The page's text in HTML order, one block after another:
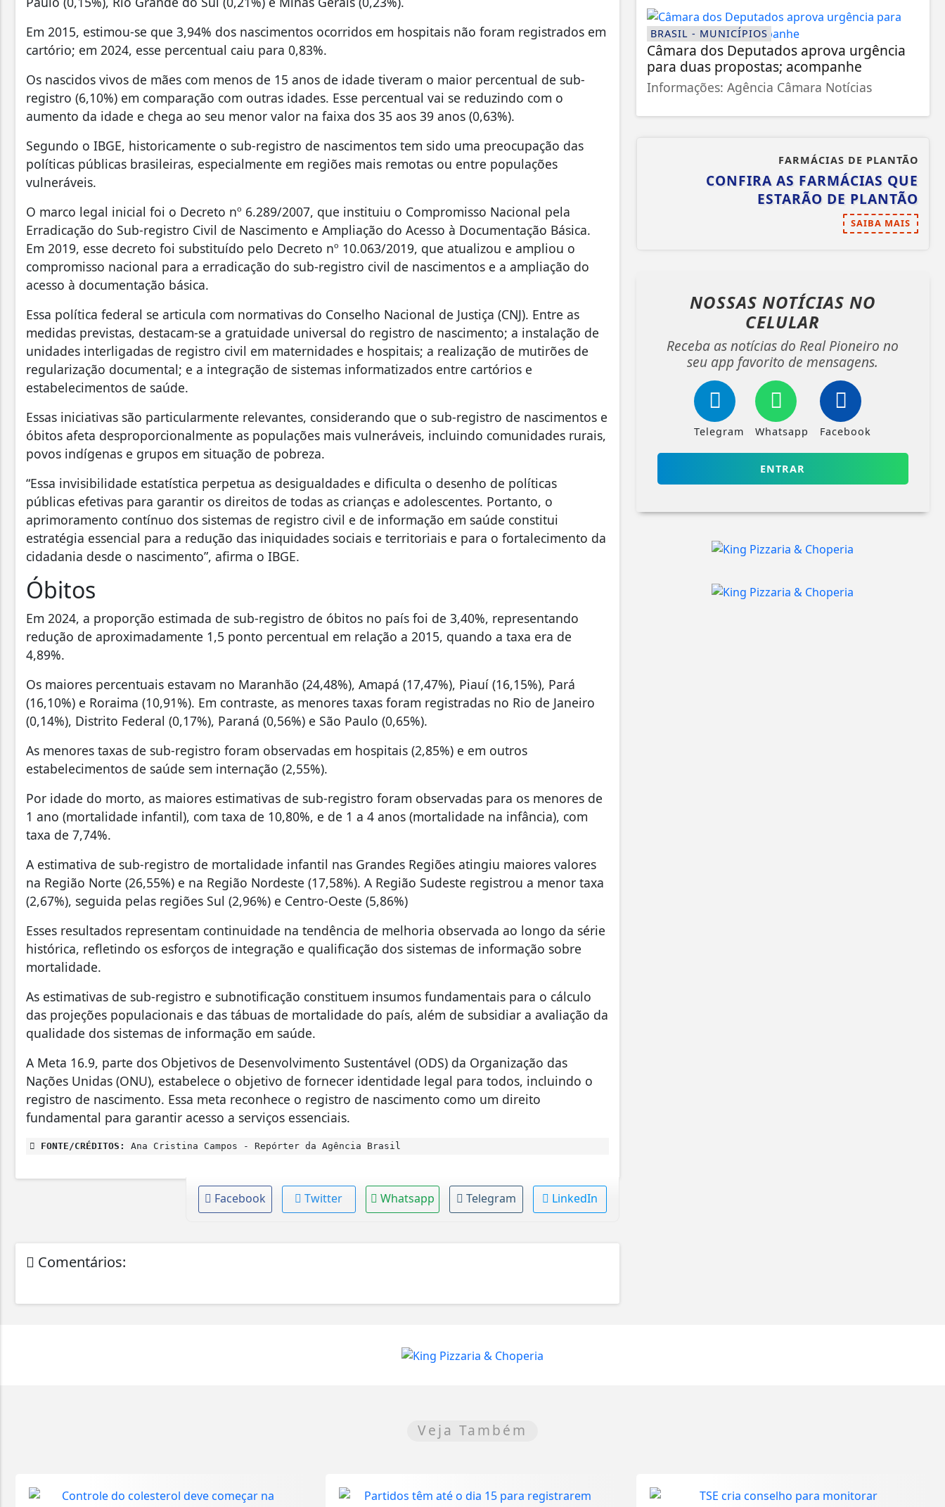
Em 2015, estimou-se que 3,94% dos nascimentos ocorridos em hospitais não foram registrados em
cartório; em 2024, esse percentual caiu para 0,83%.
Os nascidos vivos de mães com menos de 15 anos de idade tiveram o maior percentual de sub-
registro (6,10%) em comparação com outras idades. Esse percentual vai se reduzindo com o
aumento da idade e chega ao seu menor valor na faixa dos 35 aos 39 anos (0,63%).
Segundo o IBGE, historicamente o sub-registro de nascimentos tem sido uma preocupação das
políticas públicas brasileiras, especialmente em regiões mais remotas ou entre populações
vulneráveis.
O marco legal inicial foi o Decreto nº 6.289/2007, que instituiu o Compromisso Nacional pela
Erradicação do Sub-registro Civil de Nascimento e Ampliação do Acesso à Documentação Básica.
Em 2019, esse decreto foi substituído pelo Decreto nº 10.063/2019, que atualizou e ampliou o
compromisso nacional para a erradicação do sub-registro civil de nascimentos e a ampliação do
acesso à documentação básica.
Essa política federal se articula com normativas do Conselho Nacional de Justiça (CNJ). Entre as
medidas previstas, destacam-se a gratuidade universal do registro de nascimento; a instalação de
unidades interligadas de registro civil em maternidades e hospitais; a realização de mutirões de
regularização documental; e a integração de sistemas informatizados entre cartórios e
estabelecimentos de saúde.
Essas iniciativas são particularmente relevantes, considerando que o sub-registro de nascimentos e
óbitos afeta desproporcionalmente as populações mais vulneráveis, incluindo comunidades rurais,
povos indígenas e grupos em situação de pobreza.
“Essa invisibilidade estatística perpetua as desigualdades e dificulta o desenho de políticas
públicas efetivas para garantir os direitos de todas as crianças e adolescentes. Portanto, o
aprimoramento contínuo dos sistemas de registro civil e de informação em saúde constitui
estratégia essencial para a redução das iniquidades sociais e territoriais e para o fortalecimento da
cidadania desde o nascimento”, afirma o IBGE.
Óbitos
Em 2024, a proporção estimada de sub-registro de óbitos no país foi de 3,40%, representando
redução de aproximadamente 1,5 ponto percentual em relação a 2015, quando a taxa era de
4,89%.
Os maiores percentuais estavam no Maranhão (24,48%), Amapá (17,47%), Piauí (16,15%), Pará
(16,10%) e Roraima (10,91%). Em contraste, as menores taxas foram registradas no Rio de Janeiro
(0,14%), Distrito Federal (0,17%), Paraná (0,56%) e São Paulo (0,65%).
As menores taxas de sub-registro foram observadas em hospitais (2,85%) e em outros
estabelecimentos de saúde sem internação (2,55%).
Por idade do morto, as maiores estimativas de sub-registro foram observadas para os menores de
1 ano (mortalidade infantil), com taxa de 10,80%, e de 1 a 4 anos (mortalidade na infância), com
taxa de 7,74%.
A estimativa de sub-registro de mortalidade infantil nas Grandes Regiões atingiu maiores valores
na Região Norte (26,55%) e na Região Nordeste (17,58%). A Região Sudeste registrou a menor taxa
(2,67%), seguida pelas regiões Sul (2,96%) e Centro-Oeste (5,86%)
Esses resultados representam continuidade na tendência de melhoria observada ao longo da série
histórica, refletindo os esforços de integração e qualificação dos sistemas de informação sobre
mortalidade.
As estimativas de sub-registro e subnotificação constituem insumos fundamentais para o cálculo
das projeções populacionais e das tábuas de mortalidade do país, além de subsidiar a avaliação da
qualidade dos sistemas de informação em saúde.
A Meta 16.9, parte dos Objetivos de Desenvolvimento Sustentável (ODS) da Organização das
Nações Unidas (ONU), estabelece o objetivo de fornecer identidade legal para todos, incluindo o
registro de nascimento. Essa meta reconhece o registro de nascimento como um direito
fundamental para garantir acesso a serviços essenciais.
FONTE/CRÉDITOS: Ana Cristina Campos - Repórter da Agência Brasil
Facebook Twitter Whatsapp Telegram LinkedIn
Comentários:
BRASIL - MUNICÍPIOS
Câmara dos Deputados aprova urgência
para duas propostas; acompanhe
Informações: Agência Câmara Notícias
FARMÁCIAS DE PLANTÃO
CONFIRA AS FARMÁCIAS QUE
ESTARÃO DE PLANTÃO
SAIBA MAIS
NOSSAS NOTÍCIAS NO
CELULAR
Receba as notícias do Real Pioneiro no
seu app favorito de mensagens.
Telegram Whatsapp Facebook
ENTRAR
Veja Também